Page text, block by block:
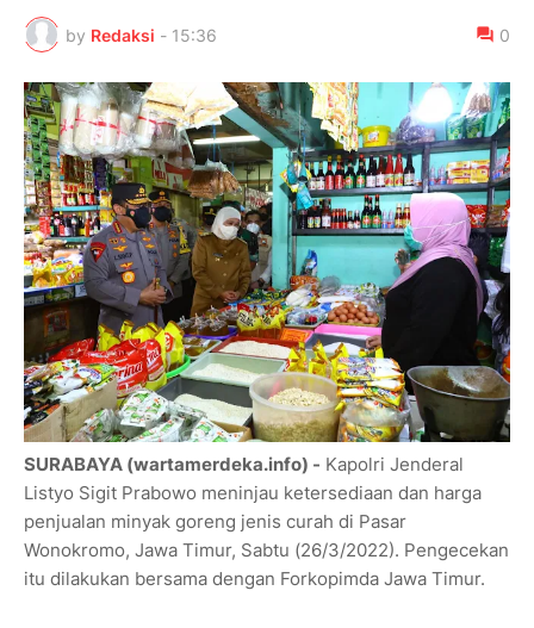
by Redaksi - 15:36 0
SURABAYA (wartamerdeka.info) - Kapolri Jenderal
Listyo Sigit Prabowo meninjau ketersediaan dan harga
penjualan minyak goreng jenis curah di Pasar
Wonokromo, Jawa Timur, Sabtu (26/3/2022). Pengecekan
itu dilakukan bersama dengan Forkopimda Jawa Timur.